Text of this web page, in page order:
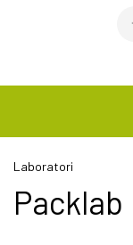
Laboratori
Packlab